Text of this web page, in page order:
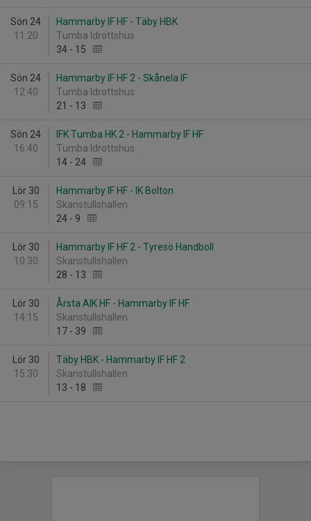
Sön 24
11:20
Hammarby IF HF - Täby HBK
Tumba Idrottshus
34 - 15
Sön 24
12:40
Hammarby IF HF 2 - Skånela IF
Tumba Idrottshus
21 - 13
Sön 24
16:40
IFK Tumba HK 2 - Hammarby IF HF
Tumba Idrottshus
14 - 24
Lör 30
09:15
Hammarby IF HF - IK Bolton
Skanstullshallen
24 - 9
Lör 30
10:30
Hammarby IF HF 2 - Tyresö Handboll
Skanstullshallen
28 - 13
Lör 30
14:15
Årsta AIK HF - Hammarby IF HF
Skanstullshallen
17 - 39
Lör 30
15:30
Täby HBK - Hammarby IF HF 2
Skanstullshallen
13 - 18